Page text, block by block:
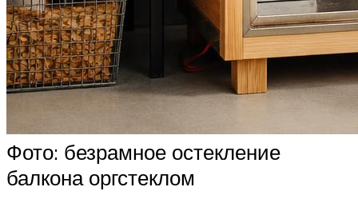
Фото: безрамное остекление
балкона оргстеклом